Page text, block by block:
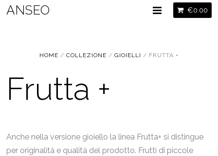
ANSEO €0.00
HOME / COLLEZIONE / GIOIELLI / FRUTTA +
Frutta +
Anche nella versione gioiello la linea Frutta+ si distingue
per originalità e qualità del prodotto. Frutti di piccole